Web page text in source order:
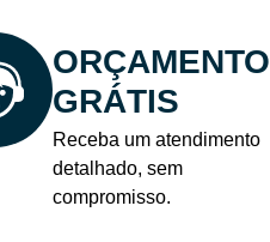
ORÇAMENTO
GRÁTIS
Receba um atendimento
detalhado, sem
compromisso.